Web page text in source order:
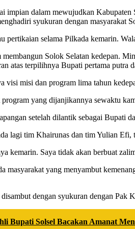
dalam mewujudkan
syukuran dengan masyarakat
pertikaian selama Pilkada kemarin.
Solok Selatan kedepan.
atas terpilihnya Bupati pertama putra
misi dan program lima tahun
yang dijanjikannya sewaktu
setelah dilantik sebagai Bupati
lagi tim Khairunas dan tim Yulian
kemarin. Saya tidak akan berbuat
masyarakat yang menyambut
dengan syukuran dengan Pak
Bupati Solsel Bacakan Amanat